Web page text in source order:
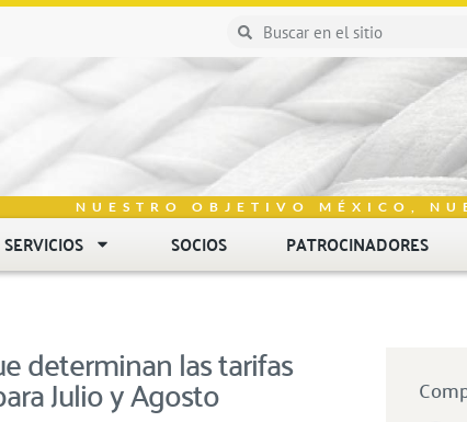
NUESTRO OBJETIVO MÉXICO,
SERVICIOS SOCIOS PATROCINADORES
determinan las tarifas
Julio y Agosto